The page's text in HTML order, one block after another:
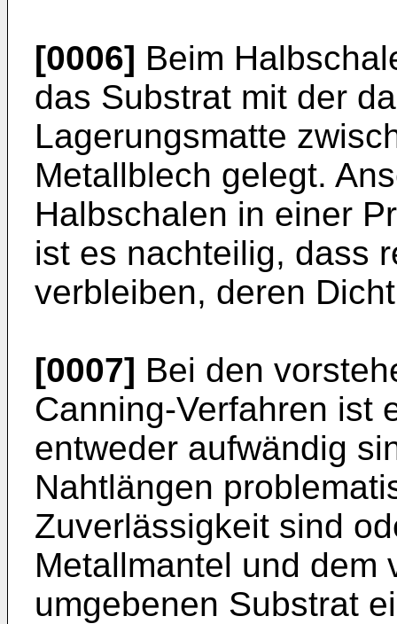
[0006] Beim
das Substrat mit der
Lagerungsmatte
Metallblech gelegt.
Halbschalen in einer
ist es nachteilig, dass
verbleiben, deren
[0007] Bei den
Canning-Verfahren ist
entweder aufwändig
Nahtlängen
Zuverlässigkeit sind
Metallmantel und dem
umgebenen Substrat